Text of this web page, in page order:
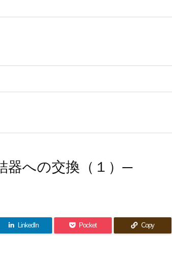
器への交換（１）─
LinkedIn Pocket Copy